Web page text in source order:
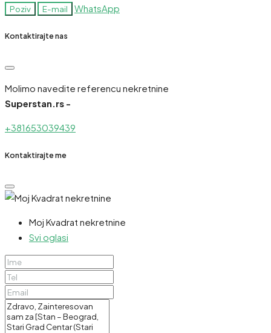
Poziv E-mail WhatsApp
Kontaktirajte nas
Molimo navedite referencu nekretnine
Superstan.rs -
+381653039439
Kontaktirajte me
Moj Kvadrat nekretnine
Svi oglasi